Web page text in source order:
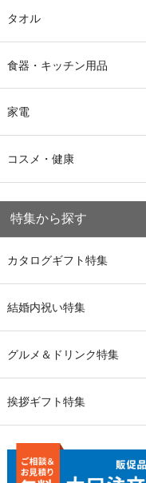
タオル
食器・キッチン用品
家電
コスメ・健康
特集から探す
カタログギフト特集
結婚内祝い特集
グルメ＆ドリンク特集
挨拶ギフト特集